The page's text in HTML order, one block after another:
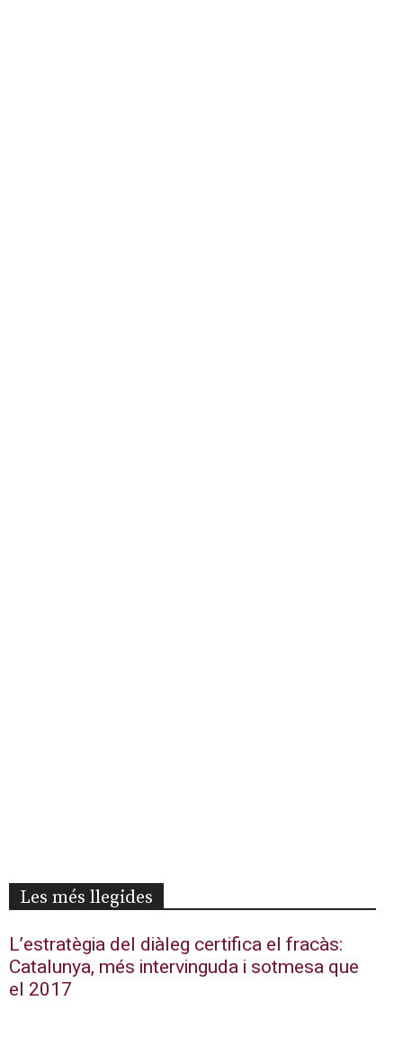
Les més llegides
L’estratègia del diàleg certifica el fracàs:
Catalunya, més intervinguda i sotmesa que
el 2017